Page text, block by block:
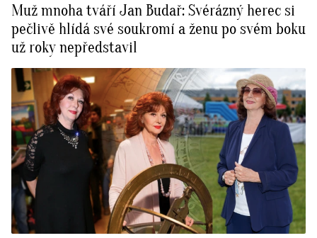
Muž mnoha tváří Jan Budař: Svérázný herec si
pečlivě hlídá své soukromí a ženu po svém boku
už roky nepředstavil